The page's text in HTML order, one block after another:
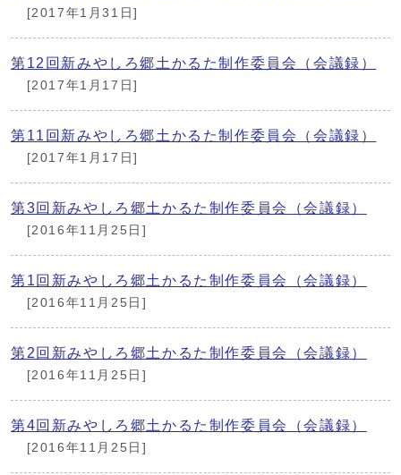
[2017年1月31日]
第12回新みやしろ郷土かるた制作委員会（会議録）
[2017年1月17日]
第11回新みやしろ郷土かるた制作委員会（会議録）
[2017年1月17日]
第3回新みやしろ郷土かるた制作委員会（会議録）
[2016年11月25日]
第1回新みやしろ郷土かるた制作委員会（会議録）
[2016年11月25日]
第2回新みやしろ郷土かるた制作委員会（会議録）
[2016年11月25日]
第4回新みやしろ郷土かるた制作委員会（会議録）
[2016年11月25日]